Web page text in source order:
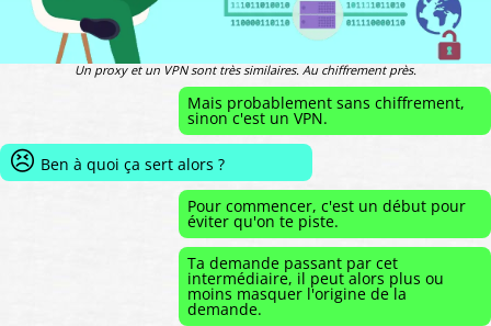
Un proxy et un VPN sont très similaires. Au chiffrement près.
Mais probablement sans chiffrement,
sinon c'est un VPN.
😣 Ben à quoi ça sert alors ?
Pour commencer, c'est un début pour
éviter qu'on te piste.
Ta demande passant par cet
intermédiaire, il peut alors plus ou
moins masquer l'origine de la
demande.